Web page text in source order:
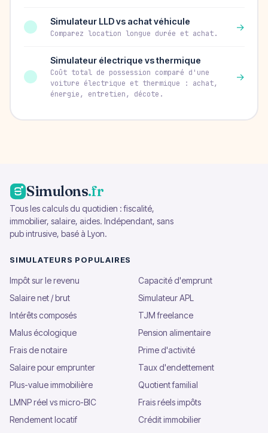
Simulateur LLD vs achat véhicule
Comparez location longue durée et achat.
→
Simulateur électrique vs thermique
Coût total de possession comparé d'une
voiture électrique et thermique : achat,
énergie, entretien, décote.
→
Simulons.fr
Tous les calculs du quotidien : fiscalité,
immobilier, salaire, aides. Indépendant, sans
pub intrusive, basé à Lyon.
SIMULATEURS POPULAIRES
Impôt sur le revenu
Capacité d'emprunt
Salaire net / brut
Simulateur APL
Intérêts composés
TJM freelance
Malus écologique
Pension alimentaire
Frais de notaire
Prime d'activité
Salaire pour emprunter
Taux d'endettement
Plus-value immobilière
Quotient familial
LMNP réel vs micro-BIC
Frais réels impôts
Rendement locatif
Crédit immobilier